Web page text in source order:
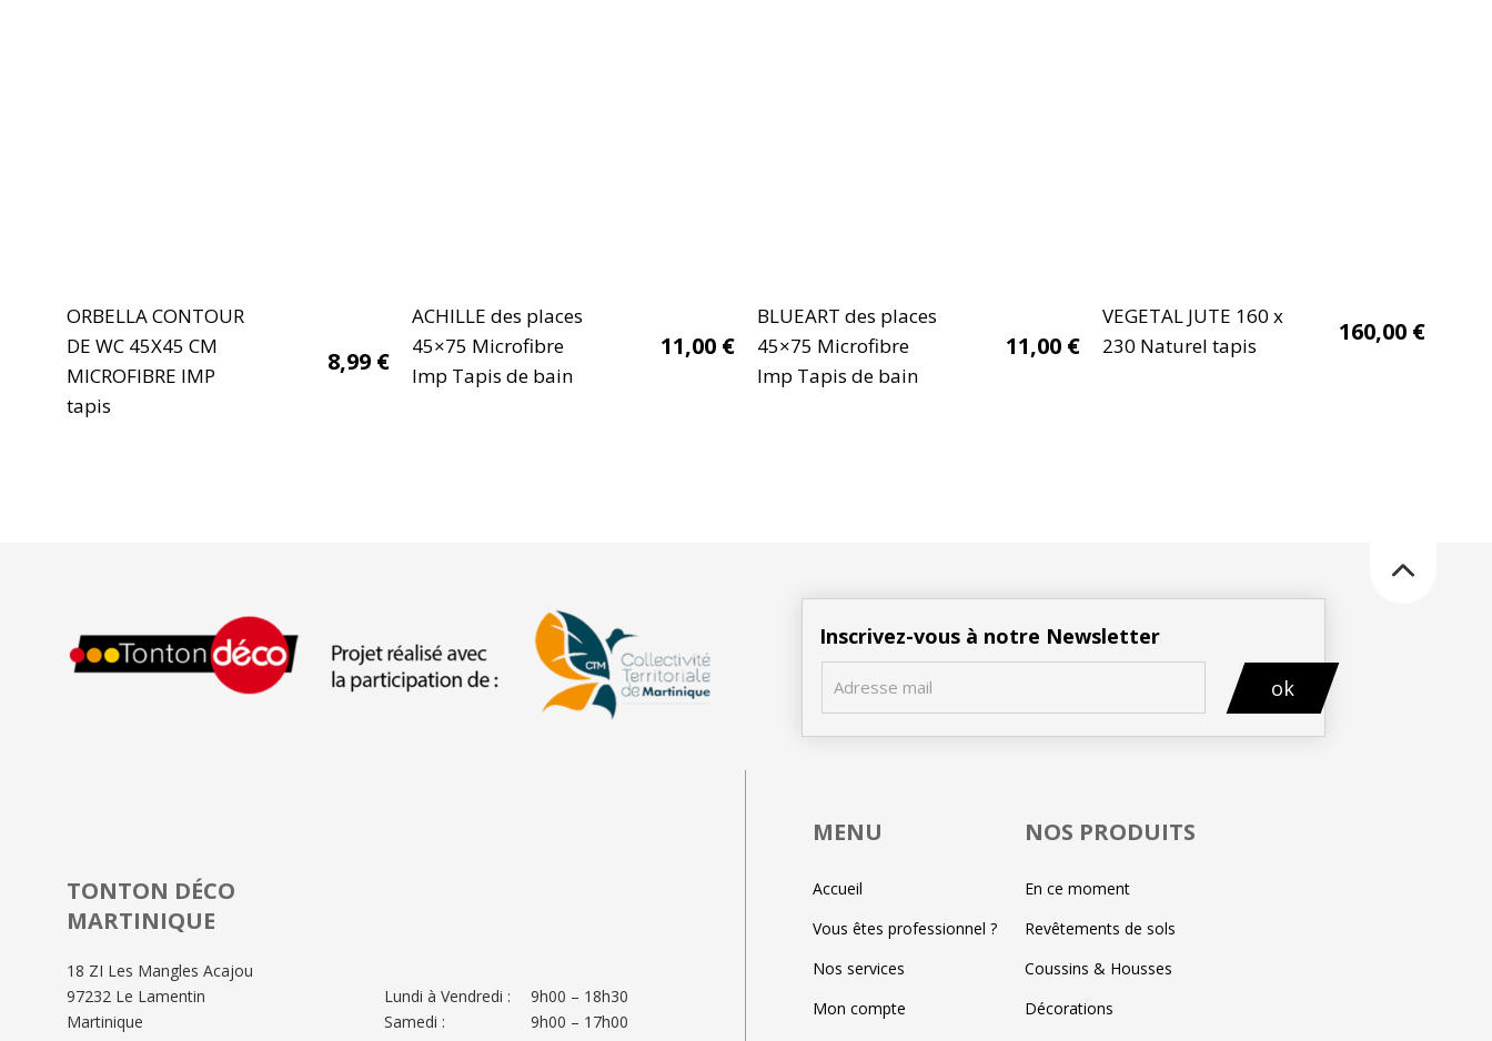
ORBELLA CONTOUR
DE WC 45X45 CM
MICROFIBRE IMP
tapis
8,99 €
ACHILLE des places
45×75 Microfibre
Imp Tapis de bain
11,00 €
BLUEART des places
45×75 Microfibre
Imp Tapis de bain
11,00 €
VEGETAL JUTE 160 x
230 Naturel tapis
160,00 €
Inscrivez-vous à notre Newsletter
ok
TONTON DÉCO
MARTINIQUE
18 ZI Les Mangles Acajou
97232 Le Lamentin
Martinique
Lundi à Vendredi :
Samedi :
9h00 – 18h30
9h00 – 17h00
MENU
Accueil
Vous êtes professionnel ?
Nos services
Mon compte
NOS PRODUITS
En ce moment
Revêtements de sols
Coussins & Housses
Décorations